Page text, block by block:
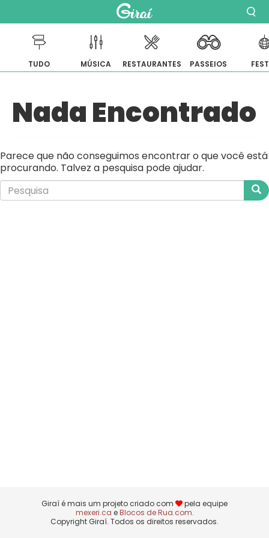
para
o
conteúdo
TUDO MÚSICA RESTAURANTES PASSEIOS
Nada Encontrado
Parece que não conseguimos encontrar o que você está
procurando. Talvez a pesquisa pode ajudar.
Giraí é mais um projeto criado com
pela equipe
mexeri.ca eBlocos de Rua.com.
Copyright Giraí. Todos os direitos reservados.